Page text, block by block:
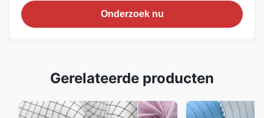
Onderzoek nu
Gerelateerde producten